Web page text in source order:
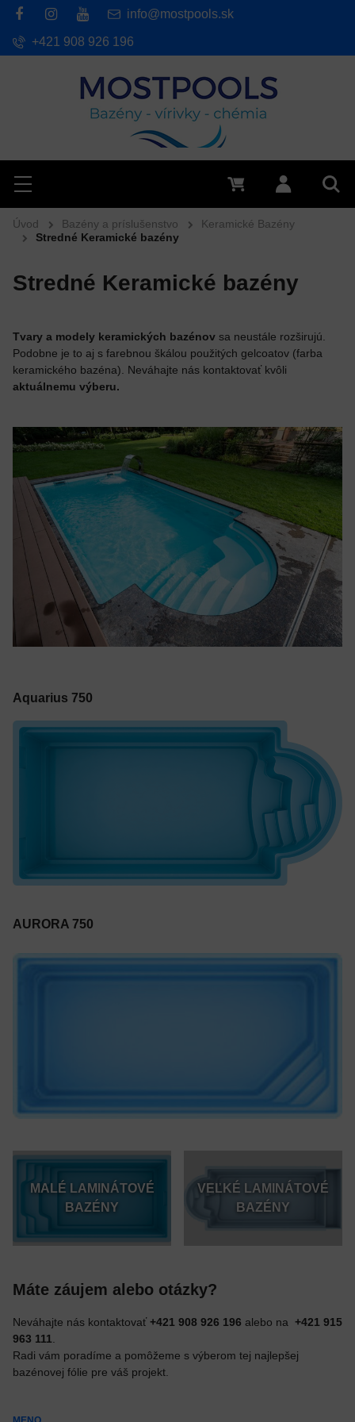
Hľadať
Menu Prihlásiť
info@mostpools.sk
+421 908 926 196
Úvod Bazény a príslušenstvo
Keramické Bazény
Stredné Keramické bazény
Stredné Keramické bazény
Tvary a modely keramických bazénov sa neustále rozširujú.
Podobne je to aj s farebnou škálou použitých gelcoatov (farba
keramického bazéna). Neváhajte nás kontaktovať kvôli
aktuálnemu výberu.
Aquarius 750
AURORA 750
MALÉ LAMINÁTOVÉ
BAZÉNY
VEĽKÉ LAMINÁTOVÉ
BAZÉNY
Máte záujem alebo otázky?
Neváhajte nás kontaktovať +421 908 926 196 alebo na +421 915
963 111.
Radi vám poradíme a pomôžeme s výberom tej najlepšej
bazénovej fólie pre váš projekt.